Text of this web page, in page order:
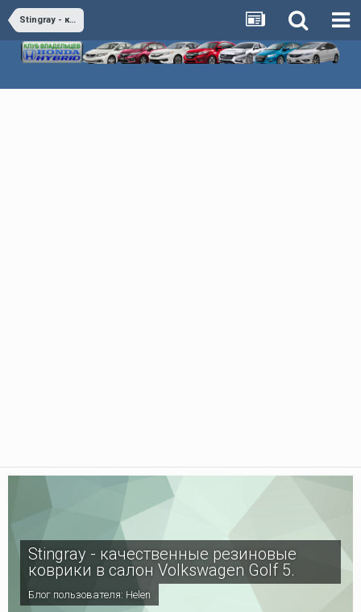
Stingray - качественные резиновые коврики в салон Volkswagen Golf 5.
Stingray - качественные резиновые
коврики в салон Volkswagen Golf 5.
Блог пользователя: Helen